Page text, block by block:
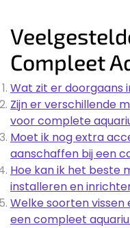
Compleet
Wat zit er doorgaans
Zijn er verschillende
voor complete
Moet ik nog extra
aanschaffen bij een
Hoe kan ik het beste
installeren en
Welke soorten
een compleet